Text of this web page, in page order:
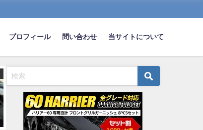
プロフィール 問い合わせ 当サイトについて
ホンダとか言う何気にスゲー自
動車メーカーwwwwwwwwwww
2018-12-19
【朗報】ワイ将、ついに車
い替える決断ｗｗｗｗｗ
2024-01-22